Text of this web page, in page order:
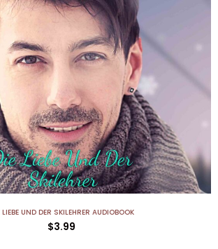
LIEBE UND DER SKILEHRER AUDIOBOOK
$3.99